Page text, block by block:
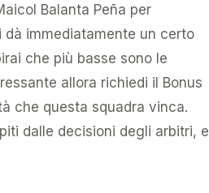
Balanta Peña per
dà immediatamente un certo
che più basse sono le
allora richiedi il Bonus
che questa squadra vinca.
dalle decisioni degli arbitri, e